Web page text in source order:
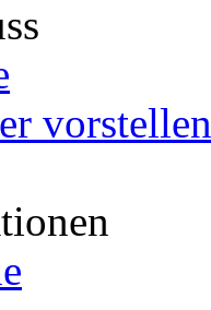
vorstellen